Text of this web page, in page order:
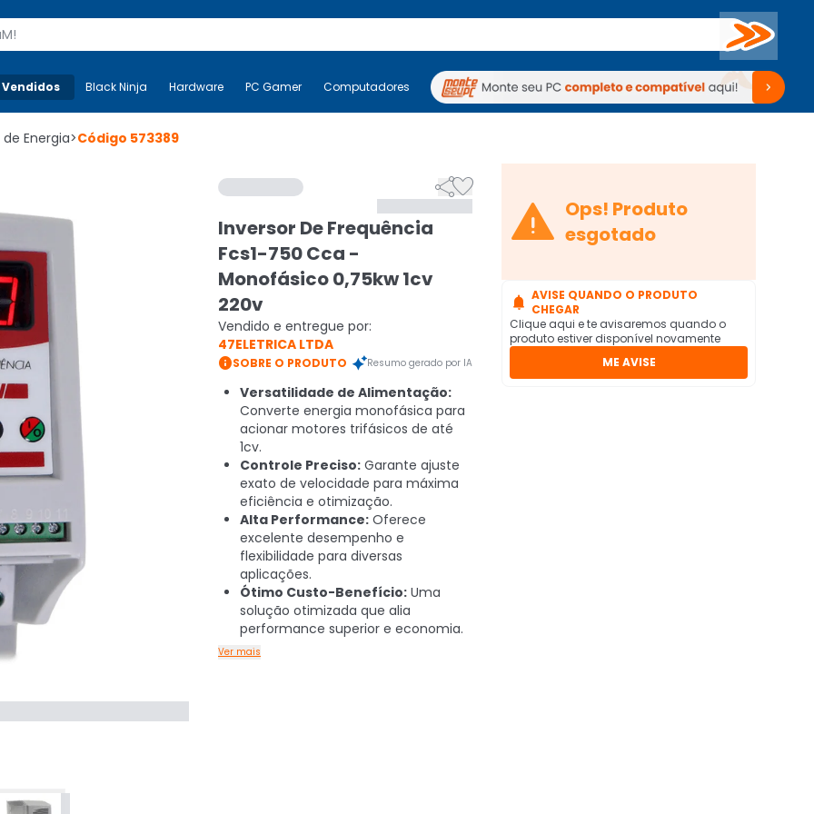
Buscar
Mais-v- Black Ninja Hardware PC Gamer Computadores Periféricos TV Venda no KaBuM!
Black Ninja Hardware PC Gamer Computadores Periféricos TV Venda no KaBuM!
Energia>Código 573389

Inversor De Frequência
Fcs1-750 Cca -
Monofásico 0,75kw 1cv
220v
Vendido e entregue por:
47ELETRICA LTDA
SOBRE O PRODUTO Resumo gerado por IA
Versatilidade de Alimentação:
Converte energia monofásica para
acionar motores trifásicos de até
1cv.
Controle Preciso: Garante ajuste
exato de velocidade para máxima
eficiência e otimização.
Alta Performance: Oferece
excelente desempenho e
flexibilidade para diversas
aplicações.
Ótimo Custo-Benefício: Uma
solução otimizada que alia
performance superior e economia.
Ver mais
 Ops! Produto
esgotado
 AVISE QUANDO O PRODUTO
CHEGAR
Clique aqui e te avisaremos quando o
produto estiver disponível novamente
ME AVISE